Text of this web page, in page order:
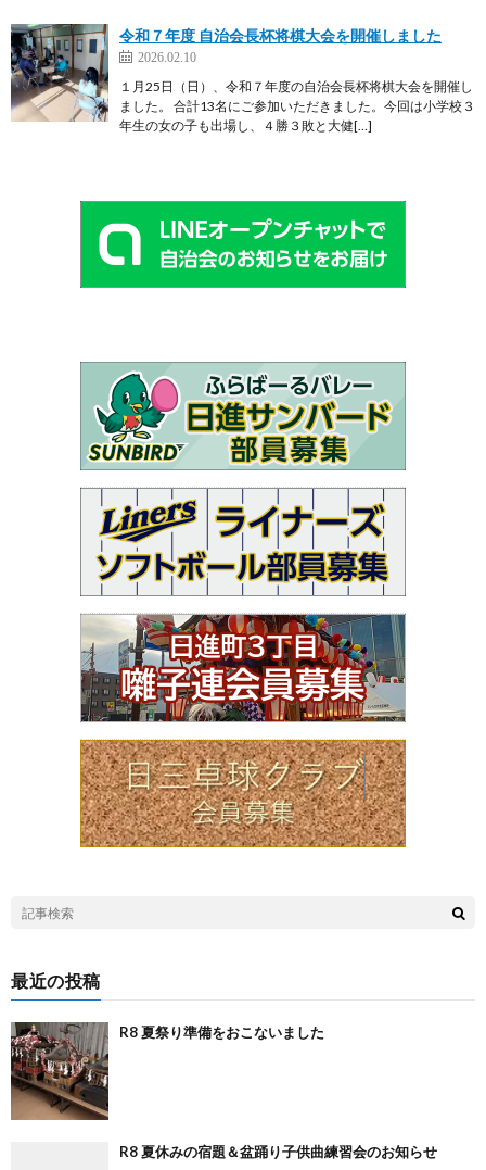
令和７年度 自治会長杯将棋大会を開催しました
2026.02.10
１月25日（日）、令和７年度の自治会長杯将棋大会を開催し
ました。 合計13名にご参加いただきました。今回は小学校３
年生の女の子も出場し、４勝３敗と大健[…]
最近の投稿
R8 夏祭り準備をおこないました
R8 夏休みの宿題＆盆踊り子供曲練習会のお知らせ